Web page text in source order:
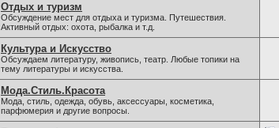
Отдых и туризм
Обсуждение мест для отдыха и туризма. Путешествия.
Активный отдых: охота, рыбалка и т.д.
Культура и Искусство
Обсуждаем литературу, живопись, театр. Любые топики на
тему литературы и искусства.
Мода.Стиль.Красота
Мода, стиль, одежда, обувь, аксессуары, косметика,
парфюмерия и другие вопросы.